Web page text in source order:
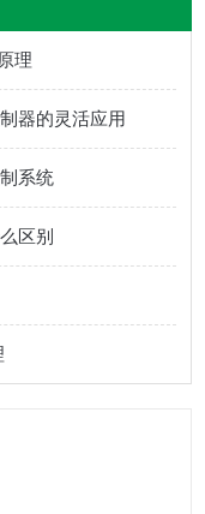
理
器的灵活应用
系统
区别